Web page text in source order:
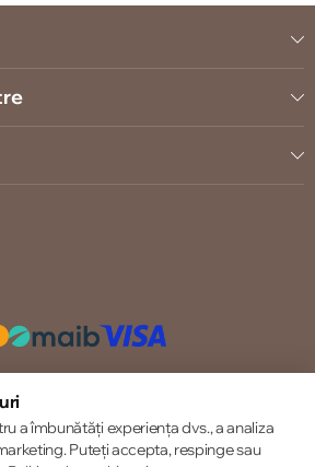
© 2013 – 2026 ECOM
a îmbunătăți experiența dvs., a analiza
Puteți accepta, respinge sau